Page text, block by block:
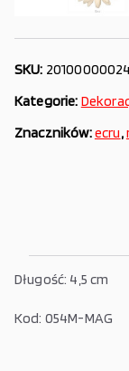
SKU:
Kategorie:
Znaczników:ecru,
Długość: 4,5 cm
Kod: 054M-MAG